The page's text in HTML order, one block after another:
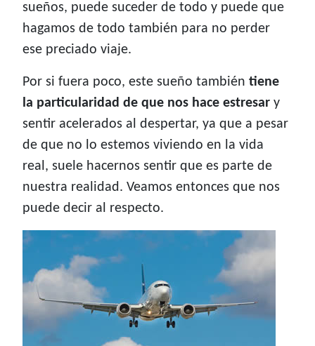
sueños, puede suceder de todo y puede que
hagamos de todo también para no perder
ese preciado viaje.
Por si fuera poco, este sueño también tiene
la particularidad de que nos hace estresar y
sentir acelerados al despertar, ya que a pesar
de que no lo estemos viviendo en la vida
real, suele hacernos sentir que es parte de
nuestra realidad. Veamos entonces que nos
puede decir al respecto.